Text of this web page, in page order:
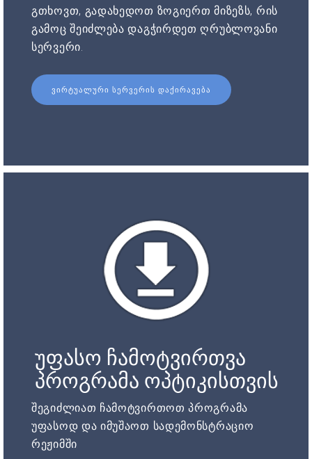
გთხოვთ, გადახედოთ ზოგიერთ მიზეზს, რის
გამოც შეიძლება დაგჭირდეთ ღრუბლოვანი
სერვერი.
ᲕᲘᲠᲢᲣᲐᲚᲣᲠᲘ ᲡᲔᲠᲕᲔᲠᲘᲡ ᲓᲐᲥᲘᲠᲐᲕᲔᲑᲐ
უფასო ჩამოტვირთვა
პროგრამა ოპტიკისთვის
შეგიძლიათ ჩამოტვირთოთ პროგრამა
უფასოდ და იმუშაოთ სადემონსტრაციო
რეჟიმში